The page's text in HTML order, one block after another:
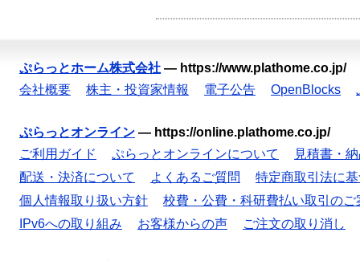
ぷらっとホーム株式会社 — https://www.plathome.co.jp/
会社概要
株主・投資家情報 電子公告 OpenBlocks
ぷらっとオンライン — https://online.plathome.co.jp/
ご利用ガイド
ぷらっとオンラインについて
見積書・
配送・決済について
よくあるご質問
特定商取引法に
個人情報取り扱い方針
校費・公費・科研費払い取引のご
IPv6への取り組み
お客様からの声 ご注文の取り消し